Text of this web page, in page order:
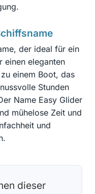
der ideal für ein
einen eleganten
einem Boot, das
Stunden
Name Easy Glider
mühelose Zeit und
und
dieser